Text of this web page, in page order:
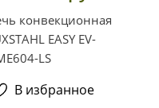
конвекционная
EASY EV-
LS
В избранное